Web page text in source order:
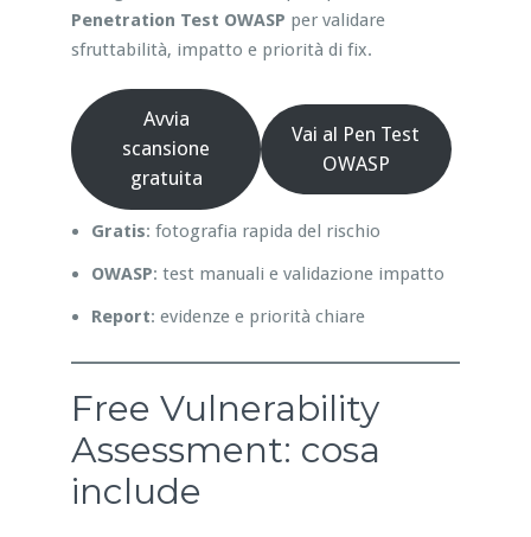
Penetration Test OWASP per validare
sfruttabilità, impatto e priorità di fix.
Avvia
scansione
gratuita
Vai al Pen Test
OWASP
Gratis: fotografia rapida del rischio
OWASP: test manuali e validazione impatto
Report: evidenze e priorità chiare
Free Vulnerability
Assessment: cosa
include